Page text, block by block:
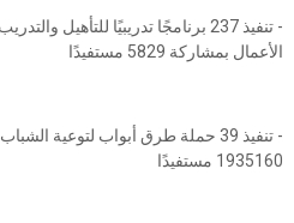
- تنفيذ 237 برنامجًا تدريبيًا
الأعمال بمشاركة 5829 مستفيدًا
1935160 مستفيدًا